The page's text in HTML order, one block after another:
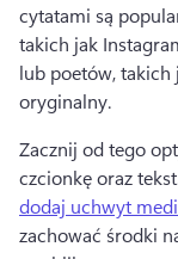
cytatami są
takich jak
lub poetów, takich
oryginalny.
Zacznij od tego
czcionkę oraz
dodaj uchwyt
zachować środki